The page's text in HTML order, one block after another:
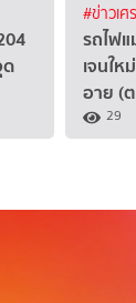
#ข่าวเ
รถไฟ
เจนใ
อาย (
29